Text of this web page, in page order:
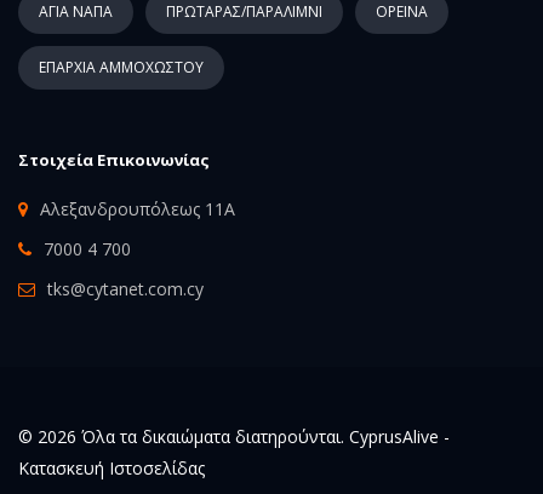
ΑΓΙΑ ΝΑΠΑ ΠΡΩΤΑΡΑΣ/ΠΑΡΑΛΙΜΝΙ ΟΡΕΙΝΑ
ΕΠΑΡΧΙΑ ΑΜΜΟΧΩΣΤΟΥ
Στοιχεία Επικοινωνίας
Αλεξανδρουπόλεως 11Α
7000 4 700
tks@cytanet.com.cy
© 2026 Όλα τα δικαιώματα διατηρούνται. CyprusAlive -
Κατασκευή Ιστοσελίδας